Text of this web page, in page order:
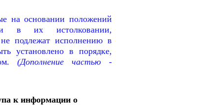
на основании положений
в их истолковании,
подлежат исполнению в
установлено в порядке,
(Дополнение частью -
к информации о